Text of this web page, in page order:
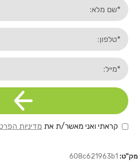
קראתי ואני מאשר/ת את מדיניות
מק"ט: 608c621963b1